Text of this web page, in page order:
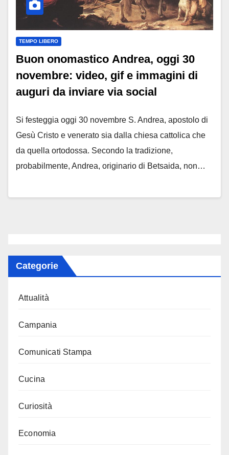
TEMPO LIBERO
Buon onomastico Andrea, oggi 30
novembre: video, gif e immagini di
auguri da inviare via social
Si festeggia oggi 30 novembre S. Andrea, apostolo di
Gesù Cristo e venerato sia dalla chiesa cattolica che
da quella ortodossa. Secondo la tradizione,
probabilmente, Andrea, originario di Betsaida, non…
Categorie
Attualità
Campania
Comunicati Stampa
Cucina
Curiosità
Economia